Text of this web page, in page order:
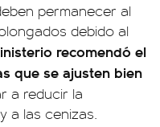
permanecer al
debido al
recomendó el
que se ajusten bien
a reducir la
a las cenizas.